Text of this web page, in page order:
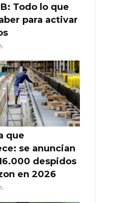
Todo lo que
para activar
que
se anuncian
despidos
en 2026